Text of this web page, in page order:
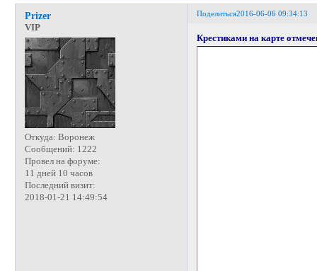
Поделиться2016-06-06 09:34:13
Prizer
VIP
Откуда: Воронеж
Сообщений: 1222
Провел на форуме:
11 дней 10 часов
Последний визит:
2018-01-21 14:49:54
Крестиками на карте